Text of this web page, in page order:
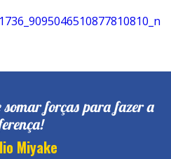
somar forças para fazer a
Miyake